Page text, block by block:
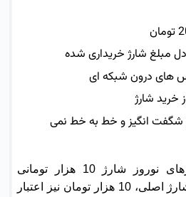
مبلغ شارژ خریداری شده
های درون شبکه ای
خرید شارژ
انگیز و خط به خط نمی
برای مثال، اگر در روزهای نوروز شارژ 10 هزار تومانی
خریداری کنید، علاوه بر شارژ اصلی، 10 هزار تومان نیز اعتبار